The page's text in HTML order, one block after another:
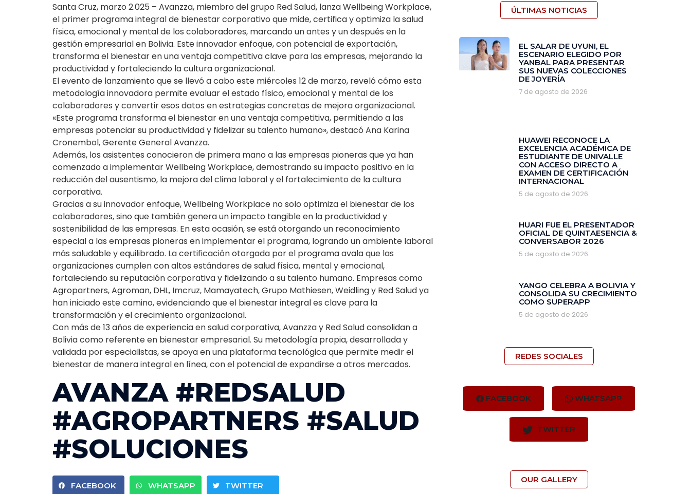
Santa Cruz, marzo 2.025 – Avanzza, miembro del grupo Red Salud, lanza Wellbeing Workplace,
el primer programa integral de bienestar corporativo que mide, certifica y optimiza la salud
física, emocional y mental de los colaboradores, marcando un antes y un después en la
gestión empresarial en Bolivia. Este innovador enfoque, con potencial de exportación,
transforma el bienestar en una ventaja competitiva clave para las empresas, mejorando la
productividad y fortaleciendo la cultura organizacional.
El evento de lanzamiento que se llevó a cabo este miércoles 12 de marzo, reveló cómo esta
metodología innovadora permite evaluar el estado físico, emocional y mental de los
colaboradores y convertir esos datos en estrategias concretas de mejora organizacional.
«Este programa transforma el bienestar en una ventaja competitiva, permitiendo a las
empresas potenciar su productividad y fidelizar su talento humano», destacó Ana Karina
Cronembol, Gerente General Avanzza.
Además, los asistentes conocieron de primera mano a las empresas pioneras que ya han
comenzado a implementar Wellbeing Workplace, demostrando su impacto positivo en la
reducción del ausentismo, la mejora del clima laboral y el fortalecimiento de la cultura
corporativa.
Gracias a su innovador enfoque, Wellbeing Workplace no solo optimiza el bienestar de los
colaboradores, sino que también genera un impacto tangible en la productividad y
sostenibilidad de las empresas. En esta ocasión, se está otorgando un reconocimiento
especial a las empresas pioneras en implementar el programa, logrando un ambiente laboral
más saludable y equilibrado. La certificación otorgada por el programa avala que las
organizaciones cumplen con altos estándares de salud física, mental y emocional,
fortaleciendo su reputación corporativa y fidelizando a su talento humano. Empresas como
Agropartners, Agroman, DHL, Imcruz, Mamayatech, Grupo Mathiesen, Weidling y Red Salud ya
han iniciado este camino, evidenciando que el bienestar integral es clave para la
transformación y el crecimiento organizacional.
Con más de 13 años de experiencia en salud corporativa, Avanzza y Red Salud consolidan a
Bolivia como referente en bienestar empresarial. Su metodología propia, desarrollada y
validada por especialistas, se apoya en una plataforma tecnológica que permite medir el
bienestar de manera integral en línea, con el potencial de expandirse a otros mercados.
AVANZA #REDSALUD
#AGROPARTNERS #SALUD
#SOLUCIONES
FACEBOOK WHATSAPP TWITTER
ÚLTIMAS NOTICIAS
EL SALAR DE UYUNI, EL
ESCENARIO ELEGIDO POR
YANBAL PARA PRESENTAR
SUS NUEVAS COLECCIONES
DE JOYERÍA
7 de agosto de 2026
HUAWEI RECONOCE LA
EXCELENCIA ACADÉMICA DE
ESTUDIANTE DE UNIVALLE
CON ACCESO DIRECTO A
EXAMEN DE CERTIFICACIÓN
INTERNACIONAL
5 de agosto de 2026
HUARI FUE EL PRESENTADOR
OFICIAL DE QUINTAESENCIA &
CONVERSABOR 2026
5 de agosto de 2026
YANGO CELEBRA A BOLIVIA Y
CONSOLIDA SU CRECIMIENTO
COMO SUPERAPP
5 de agosto de 2026
REDES SOCIALES
FACEBOOK WHATSAPP
TWITTER
OUR GALLERY